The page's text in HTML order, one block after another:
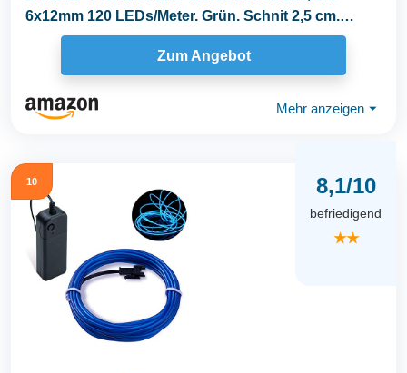
6x12mm 120 LEDs/Meter. Grün. Schnit 2,5 cm.
Dekoration...
Zum Angebot
Mehr anzeigen ⏷
10 8,1/10
befriedigend
★★